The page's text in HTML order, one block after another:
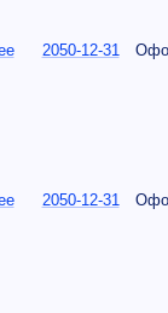
2050-12-31
2050-12-31